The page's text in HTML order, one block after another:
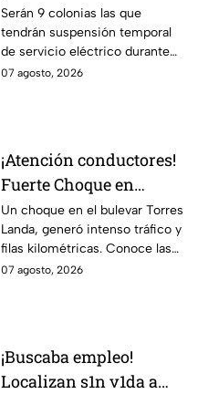
suspensión de luz por 8
horas hoy viernes 7 y
mañana sábado 8 de
agosto en 9 sitios
Serán 9 colonias las que
tendrán suspensión temporal
de servicio eléctrico durante
ocho horas este viernes 7 y
07 agosto, 2026
¡Atención conductores!
Fuerte Choque en
Torres Landa provoca
filas kilométricas a esta
altura
Un choque en el bulevar Torres
Landa, generó intenso tráfico y
filas kilométricas. Conoce las
vías alternas.
07 agosto, 2026
¡Buscaba empleo!
Localizan s1n v1da a